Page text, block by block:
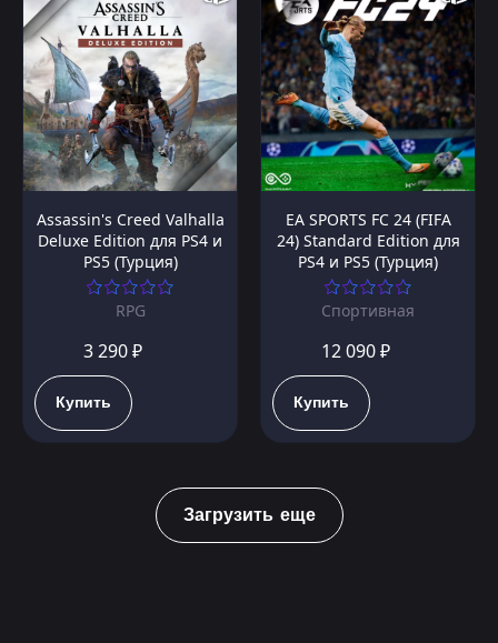
Assassin's Creed Valhalla
Deluxe Edition для PS4 и
PS5 (Турция)
RPG
3 290 ₽
Купить
EA SPORTS FC 24 (FIFA
24) Standard Edition для
PS4 и PS5 (Турция)
Спортивная
12 090 ₽
Купить
Загрузить еще